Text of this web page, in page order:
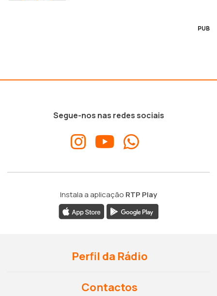
PUB
Segue-nos nas redes sociais
Instala a aplicação RTP Play
Perfil da Rádio
Contactos